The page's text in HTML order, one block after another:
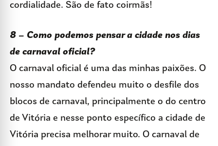
cordialidade. São de fato coirmãs!
8 – Como podemos pensar a cidade nos dias
de carnaval oficial?
O carnaval oficial é uma das minhas paixões. O
nosso mandato defendeu muito o desfile dos
blocos de carnaval, principalmente o do centro
de Vitória e nesse ponto específico a cidade de
Vitória precisa melhorar muito. O carnaval de